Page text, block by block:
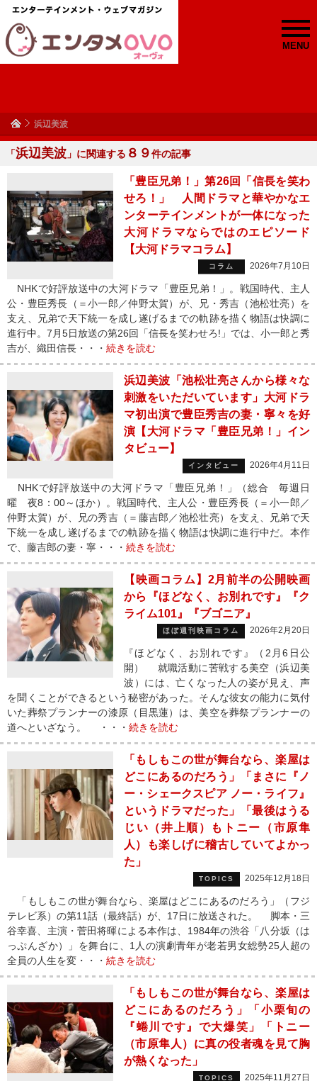
MENU
浜辺美波
「浜辺美波 」に関連する ８９件の記事
「豊臣兄弟！」第26回「信長を笑わ
せろ！」 人間ドラマと華やかなエ
ンターテインメントが一体になった
大河ドラマならではのエピソード
【大河ドラマコラム】
コラム 2026年7月10日
NHKで好評放送中の大河ドラマ「豊臣兄弟！」。戦国時代、主人
公・豊臣秀長（＝小一郎／仲野太賀）が、兄・秀吉（池松壮亮）を
支え、兄弟で天下統一を成し遂げるまでの軌跡を描く物語は快調に
進行中。7月5日放送の第26回「信長を笑わせろ!」では、小一郎と秀
吉が、織田信長・・・ 続きを読む
浜辺美波「池松壮亮さんから様々な
刺激をいただいています」大河ドラ
マ初出演で豊臣秀吉の妻・寧々を好
演【大河ドラマ「豊臣兄弟！」イン
タビュー】
インタビュー 2026年4月11日
NHKで好評放送中の大河ドラマ「豊臣兄弟！」（総合 毎週日
曜 夜8：00～ほか）。戦国時代、主人公・豊臣秀長（＝小一郎／
仲野太賀）が、兄の秀吉（＝藤吉郎／池松壮亮）を支え、兄弟で天
下統一を成し遂げるまでの軌跡を描く物語は快調に進行中だ。本作
で、藤吉郎の妻・寧・・・ 続きを読む
【映画コラム】2月前半の公開映画
から『ほどなく、お別れです』『ク
ライム101』『ブゴニア』
ほぼ週刊映画コラム 2026年2月20日
『ほどなく、お別れです』（2月6日公
開） 就職活動に苦戦する美空（浜辺美
波）には、亡くなった人の姿が見え、声
を聞くことができるという秘密があった。そんな彼女の能力に気付
いた葬祭プランナーの漆原（目黒蓮）は、美空を葬祭プランナーの
道へといざなう。 ・・・ 続きを読む
「もしもこの世が舞台なら、楽屋は
どこにあるのだろう」「まさに『ノ
ー・シェークスピア ノー・ライフ』
というドラマだった」「最後はうる
じい（井上順）もトニー（市原隼
人）も楽しげに稽古していてよかっ
た」
TOPICS 2025年12月18日
「もしもこの世が舞台なら、楽屋はどこにあるのだろう」（フジ
テレビ系）の第11話（最終話）が、17日に放送された。 脚本・三
谷幸喜、主演・菅田将暉による本作は、1984年の渋谷「八分坂（は
っぷんざか）」を舞台に、1人の演劇青年が老若男女総勢25人超の
全員の人生を変・・・ 続きを読む
「もしもこの世が舞台なら、楽屋は
どこにあるのだろう」「小栗旬の
『蜷川です』で大爆笑」「トニー
（市原隼人）に真の役者魂を見て胸
が熱くなった」
TOPICS 2025年11月27日